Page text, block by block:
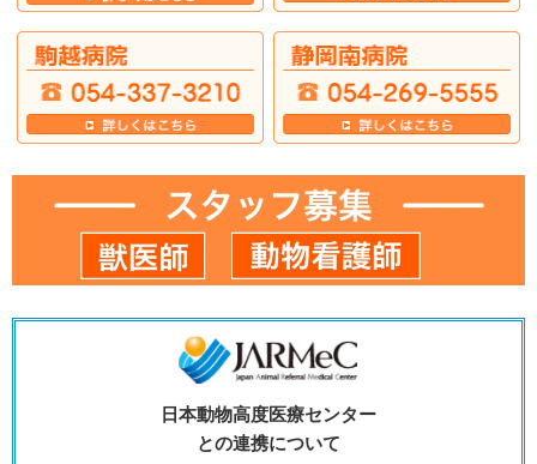
日本動物高度医療センター
との連携について